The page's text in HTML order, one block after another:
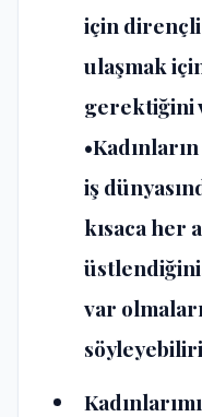
için
ulaşmak
gerektiğini
iş
kısaca her
var